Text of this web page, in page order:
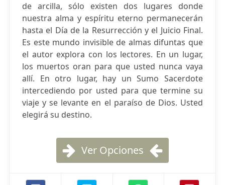
de arcilla, sólo existen dos lugares donde
nuestra alma y espíritu eterno permanecerán
hasta el Día de la Resurrección y el Juicio Final.
Es este mundo invisible de almas difuntas que
el autor explora con los lectores. En un lugar,
los muertos oran para que usted nunca vaya
allí. En otro lugar, hay un Sumo Sacerdote
intercediendo por usted para que termine su
viaje y se levante en el paraíso de Dios. Usted
elegirá su destino.
Ver Opciones